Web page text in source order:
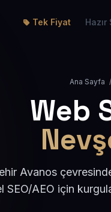
Tek Fiyat
Ana Sayfa /
Web
Avanos
SEO/AEO için